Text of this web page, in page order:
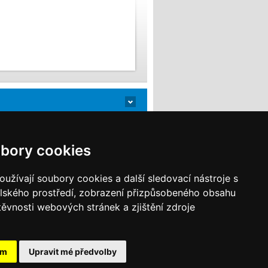
cookies
soubory cookies a další sledovací nástroje s
prostředí, zobrazení přizpůsobeného obsahu
webových stránek a zjištění zdroje
Upravit mé předvolby
,ubytování Budapešť,Korsika - CK
ceny , Vaša vysnívanádovolenka v